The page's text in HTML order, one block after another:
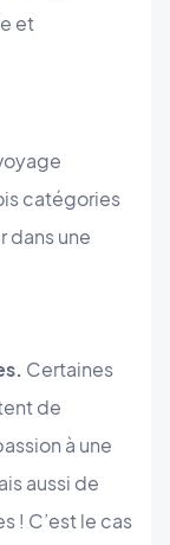
et
catégories
dans une
Certaines
de
à une
aussi de
! C’est le cas